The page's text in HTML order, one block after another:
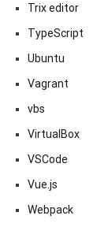
Trix editor
TypeScript
Ubuntu
Vagrant
vbs
VirtualBox
VSCode
Vue.js
Webpack